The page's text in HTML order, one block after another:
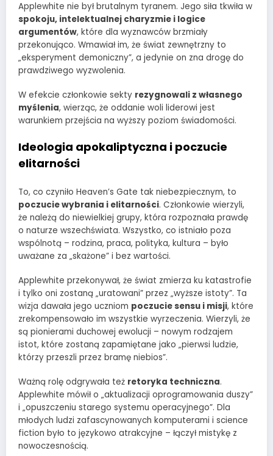
Applewhite nie był brutalnym tyranem. Jego siła tkwiła w
spokoju, intelektualnej charyzmie i logice
argumentów, które dla wyznawców brzmiały
przekonująco. Wmawiał im, że świat zewnętrzny to
„eksperyment demoniczny”, a jedynie on zna drogę do
prawdziwego wyzwolenia.
W efekcie członkowie sekty rezygnowali z własnego
myślenia, wierząc, że oddanie woli liderowi jest
warunkiem przejścia na wyższy poziom świadomości.
Ideologia apokaliptyczna i poczucie
elitarności
To, co czyniło Heaven’s Gate tak niebezpiecznym, to
poczucie wybrania i elitarności. Członkowie wierzyli,
że należą do niewielkiej grupy, która rozpoznała prawdę
o naturze wszechświata. Wszystko, co istniało poza
wspólnotą – rodzina, praca, polityka, kultura – było
uważane za „skażone” i bez wartości.
Applewhite przekonywał, że świat zmierza ku katastrofie
i tylko oni zostaną „uratowani” przez „wyższe istoty”. Ta
wizja dawała jego uczniom poczucie sensu i misji, które
zrekompensowało im wszystkie wyrzeczenia. Wierzyli, że
są pionierami duchowej ewolucji – nowym rodzajem
istot, które zostaną zapamiętane jako „pierwsi ludzie,
którzy przeszli przez bramę niebios”.
Ważną rolę odgrywała też retoryka techniczna.
Applewhite mówił o „aktualizacji oprogramowania duszy”
i „opuszczeniu starego systemu operacyjnego”. Dla
młodych ludzi zafascynowanych komputerami i science
fiction było to językowo atrakcyjne – łączył mistykę z
nowoczesnością.